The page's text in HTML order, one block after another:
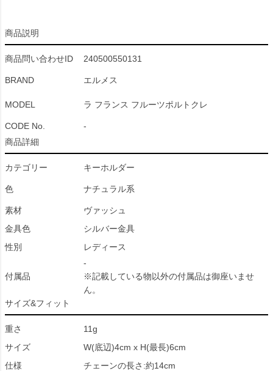
商品説明
商品問い合わせID 240500550131
BRAND エルメス
MODEL ラ フランス フルーツポルトクレ
CODE No.
-
商品詳細
カテゴリー キーホルダー
色 ナチュラル系
素材
ヴァッシュ
金具色
シルバー金具
性別
レディース
付属品
-
※記載している物以外の付属品は御座いませ
ん。
サイズ&フィット
重さ
11g
サイズ
W(底辺)4cm x H(最長)6cm
仕様
チェーンの長さ:約14cm